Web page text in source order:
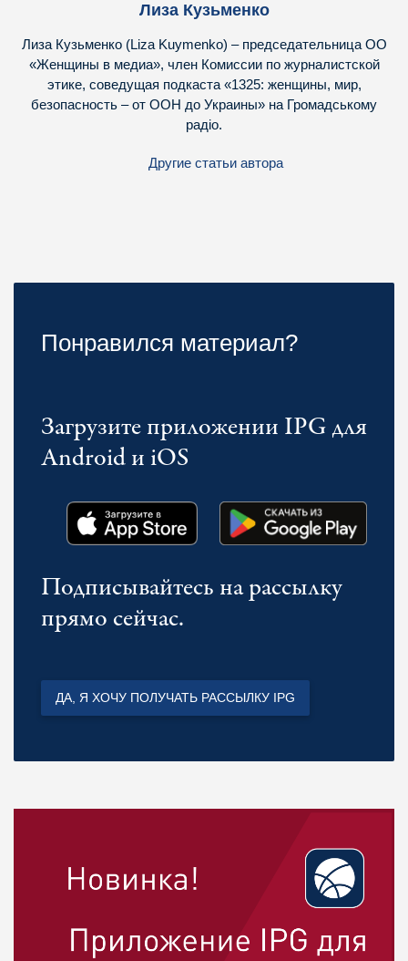
Лиза Кузьменко
Лиза Кузьменко (Liza Kuymenko) – председательница ОО
«Женщины в медиа», член Комиссии по журналистской
этике, соведущая подкаста «1325: женщины, мир,
безопасность – от ООН до Украины» на Громадському
радіо.
Другие статьи автора
Понравился материал?
Загрузите приложении IPG для
Android и iOS
Подписывайтесь на рассылку
прямо сейчас.
ДА, Я ХОЧУ ПОЛУЧАТЬ РАССЫЛКУ IPG